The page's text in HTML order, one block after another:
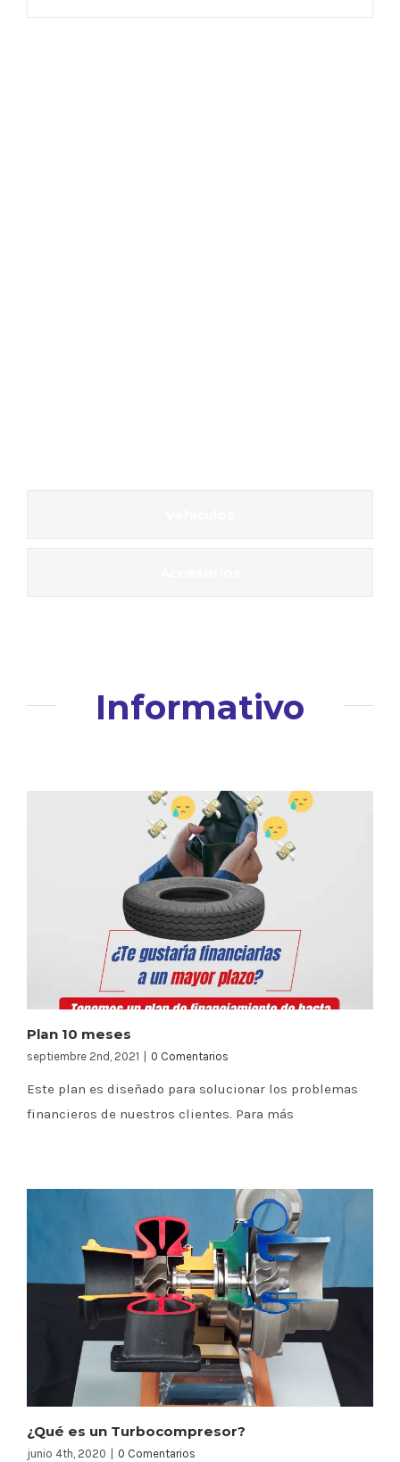
Informativo
Plan 10 meses
septiembre 2nd, 2021 0 Comentarios
Este plan es diseñado para solucionar los problemas
financieros de nuestros clientes. Para más
¿Qué es un Turbocompresor?
junio 4th, 2020 0 Comentarios